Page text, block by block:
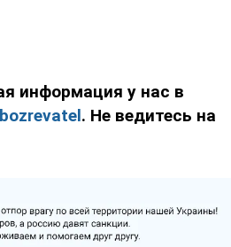
информация у нас в
. Не ведитесь на